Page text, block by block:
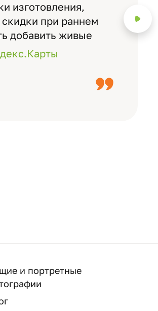
изготовления,
при раннем
добавить живые
телефон
и портретные